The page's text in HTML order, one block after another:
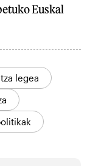
Euskal
legea